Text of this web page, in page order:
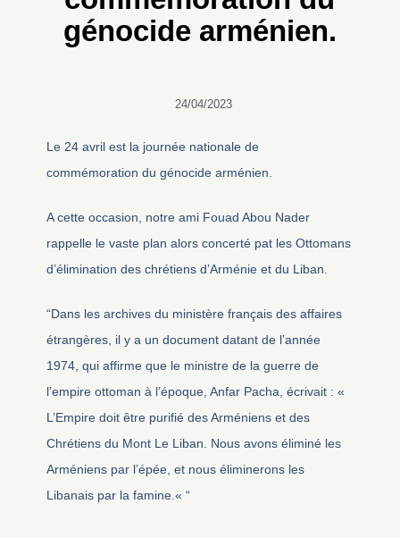
génocide arménien.
24/04/2023
Le 24 avril est la journée nationale de
commémoration du génocide arménien.
A cette occasion, notre ami Fouad Abou Nader
rappelle le vaste plan alors concerté pat les Ottomans
d’élimination des chrétiens d’Arménie et du Liban.
“Dans les archives du ministère français des affaires
étrangères, il y a un document datant de l’année
1974, qui affirme que le ministre de la guerre de
l’empire ottoman à l’époque, Anfar Pacha, écrivait : «
L’Empire doit être purifié des Arméniens et des
Chrétiens du Mont Le Liban. Nous avons éliminé les
Arméniens par l’épée, et nous éliminerons les
Libanais par la famine.« “